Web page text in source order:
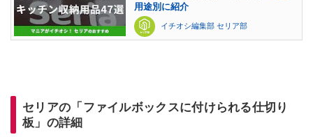
用途別に紹介
イチオシ編集部 セリア部
セリアの「ファイルボックスに付けられる仕切り
板」の詳細